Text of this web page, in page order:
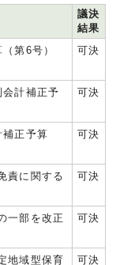
議決
結果
第6号） 可決
計補正予
可決
正予算
可決
責に関する
可決
一部を改正
可決
地域型保育
可決